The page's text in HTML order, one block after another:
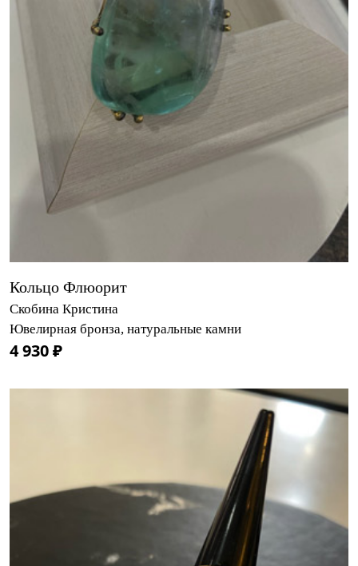
Кольцо Флюорит
Скобина Кристина
Ювелирная бронза, натуральные камни
4 930 ₽